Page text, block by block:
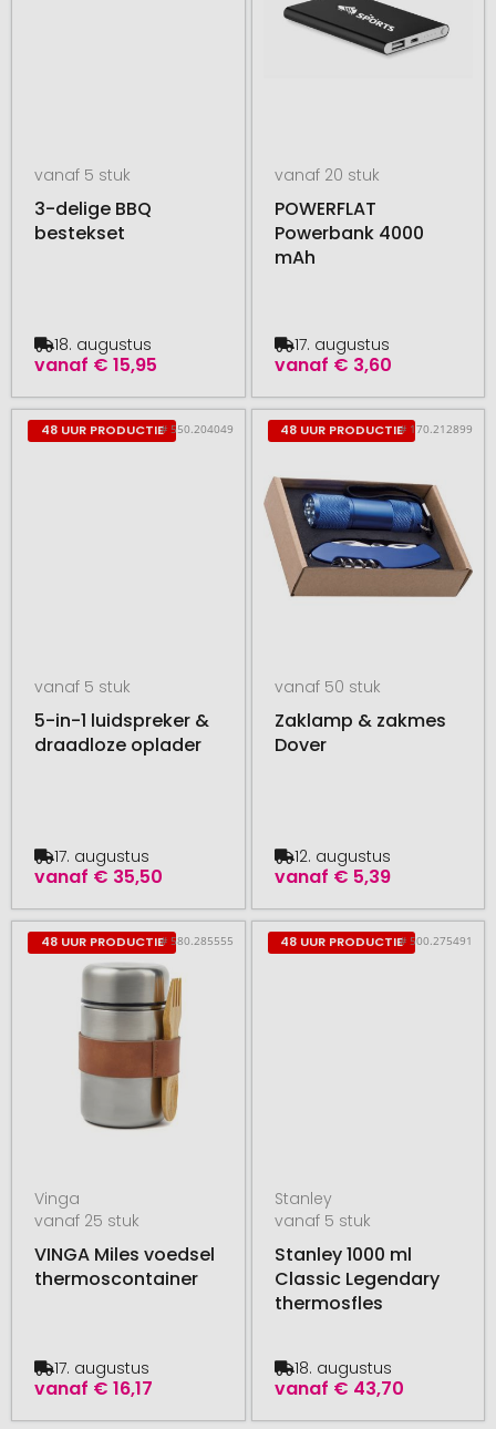
vanaf 5 stuk
3-delige BBQ
bestekset
vanaf € 15,95
18. augustus
vanaf 20 stuk
POWERFLAT
Powerbank 4000
mAh
vanaf € 3,60
17. augustus
48 UUR PRODUCTIE# 550.204049
vanaf 5 stuk
5-in-1 luidspreker &
draadloze oplader
vanaf € 35,50
17. augustus
48 UUR PRODUCTIE# 170.212899
vanaf 50 stuk
Zaklamp & zakmes
Dover
vanaf € 5,39
12. augustus
48 UUR PRODUCTIE# 580.285555
Vinga
vanaf 25 stuk
VINGA Miles voedsel
thermoscontainer
vanaf € 16,17
17. augustus
48 UUR PRODUCTIE# 500.275491
Stanley
vanaf 5 stuk
Stanley 1000 ml
Classic Legendary
thermosfles
vanaf € 43,70
18. augustus